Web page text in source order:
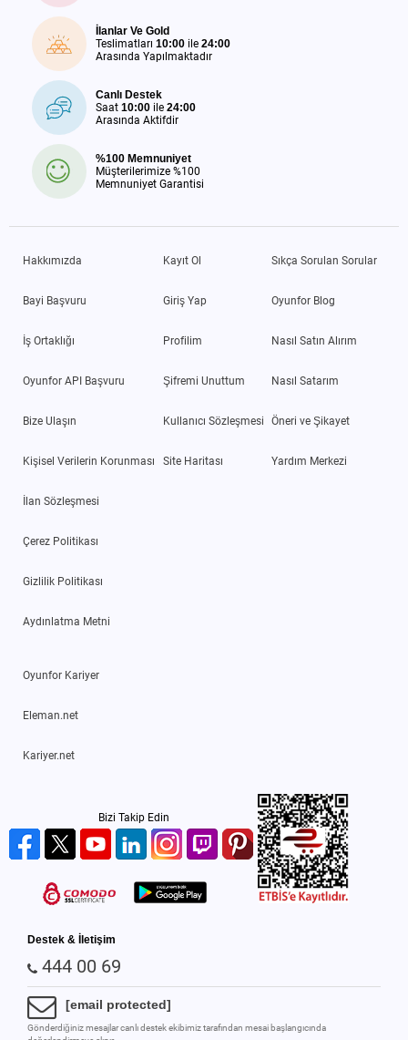
İlanlar Ve Gold
Teslimatları 10:00 ile 24:00
Arasında Yapılmaktadır
Canlı Destek
Saat 10:00 ile 24:00
Arasında Aktifdir
%100 Memnuniyet
Müşterilerimize %100
Memnuniyet Garantisi
Hakkımızda
Bayi Başvuru
İş Ortaklığı
Oyunfor API Başvuru
Bize Ulaşın
Kişisel Verilerin Korunması
İlan Sözleşmesi
Çerez Politikası
Gizlilik Politikası
Aydınlatma Metni
Kayıt Ol
Giriş Yap
Profilim
Şifremi Unuttum
Kullanıcı Sözleşmesi
Site Haritası
Sıkça Sorulan Sorular
Oyunfor Blog
Nasıl Satın Alırım
Nasıl Satarım
Öneri ve Şikayet
Yardım Merkezi
Oyunfor Kariyer
Eleman.net
Kariyer.net
Bizi Takip Edin
Destek & İletişim
444 00 69
[email protected]
Gönderdiğiniz mesajlar canlı destek ekibimiz tarafından mesai başlangıcında